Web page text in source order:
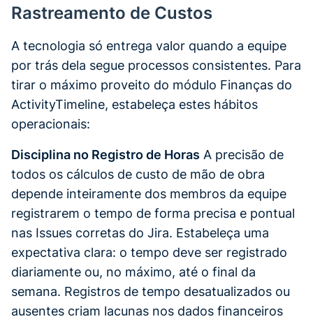
Rastreamento de Custos
A tecnologia só entrega valor quando a equipe
por trás dela segue processos consistentes. Para
tirar o máximo proveito do módulo Finanças do
ActivityTimeline, estabeleça estes hábitos
operacionais:
Disciplina no Registro de Horas A precisão de
todos os cálculos de custo de mão de obra
depende inteiramente dos membros da equipe
registrarem o tempo de forma precisa e pontual
nas Issues corretas do Jira. Estabeleça uma
expectativa clara: o tempo deve ser registrado
diariamente ou, no máximo, até o final da
semana. Registros de tempo desatualizados ou
ausentes criam lacunas nos dados financeiros